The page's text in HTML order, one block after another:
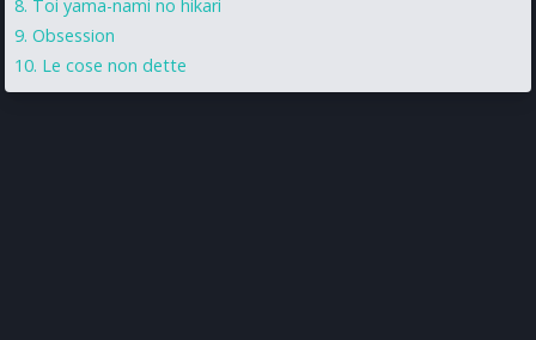
Toi yama-nami no hikari
Obsession
Le cose non dette